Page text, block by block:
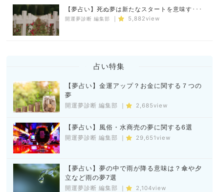
【夢占い】死ぬ夢は新たなスタートを意味す･･･
開運夢診断 編集部 5,882view
占い特集
【夢占い】金運アップ？お金に関する７つの
夢
開運夢診断 編集部 ｜ 2,685view
【夢占い】風俗・水商売の夢に関する6選
開運夢診断 編集部 ｜ 29,651view
【夢占い】夢の中で雨が降る意味は？傘や夕
立など雨の夢7選
開運夢診断 編集部 ｜ 2,104view